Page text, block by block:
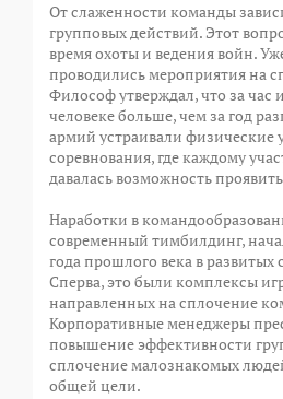
От слаженности команды
групповых действий. Этот
время охоты и ведения войн.
проводились мероприятия на
Философ утверждал, что за час
человеке больше, чем за год
армий устраивали физические
соревнования, где каждому
давалась возможность
Наработки в
современный тимбилдинг,
года прошлого века в развитых
Сперва, это были комплексы
направленных на сплочение
Корпоративные менеджеры
повышение эффективности
сплочение малознакомых
общей цели.